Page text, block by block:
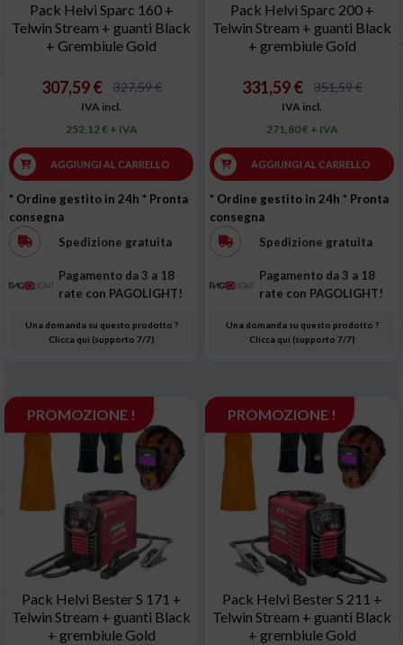
Pack Helvi Sparc 160 +
Telwin Stream + guanti Black
+ Grembiule Gold
307,59 € 327,59 €
IVA incl.
252,12 € + IVA
AGGIUNGI AL CARRELLO
* Ordine gestito in 24h * Pronta
consegna
Spedizione gratuita
Pagamento da 3 a 18
rate con PAGOLIGHT!
Una domanda su questo prodotto ?
Clicca qui (supporto 7/7)
Pack Helvi Sparc 200 +
Telwin Stream + guanti Black
+ grembiule Gold
331,59 € 351,59 €
IVA incl.
271,80 € + IVA
AGGIUNGI AL CARRELLO
* Ordine gestito in 24h * Pronta
consegna
Spedizione gratuita
Pagamento da 3 a 18
rate con PAGOLIGHT!
Una domanda su questo prodotto ?
Clicca qui (supporto 7/7)
PROMOZIONE !
Pack Helvi Bester S 171 +
Telwin Stream + guanti Black
+ grembiule Gold
PROMOZIONE !
Pack Helvi Bester S 211 +
Telwin Stream + guanti Black
+ grembiule Gold